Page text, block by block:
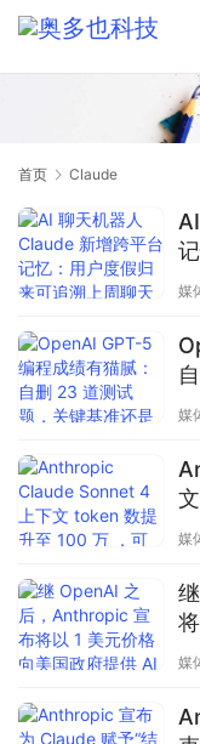
首页 Claude
媒
媒
媒
媒